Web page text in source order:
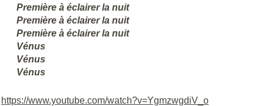
Première à éclairer la nuit
Première à éclairer la nuit
Première à éclairer la nuit
Vénus
Vénus
Vénus
https://www.youtube.com/watch?v=YgmzwgdiV_o